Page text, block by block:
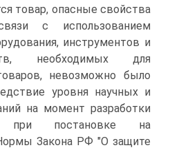
товар, опасные свойства
с использованием
инструментов и
необходимых для
невозможно было
уровня научных и
на момент разработки
при постановке на
Закона РФ "О защите